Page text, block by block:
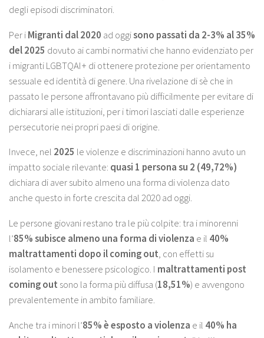
degli episodi discriminatori.
Per iMigranti dal 2020 ad oggisono passati da 2-3% al 35%
del 2025 dovuto ai cambi normativi che hanno evidenziato per
i migranti LGBTQAI+ di ottenere protezione per orientamento
sessuale ed identità di genere. Una rivelazione di sè che in
passato le persone affrontavano più difficilmente per evitare di
dichiararsi alle istituzioni, per i timori lasciati dalle esperienze
persecutorie nei propri paesi di origine.
Invece, nel 2025 le violenze e discriminazioni hanno avuto un
impatto sociale rilevante: quasi 1 persona su 2 (49,72%)
dichiara di aver subito almeno una forma di violenza dato
anche questo in forte crescita dal 2020 ad oggi.
Le persone giovani restano tra le più colpite: tra i minorenni
l’85% subisce almeno una forma di violenza e il 40%
maltrattamenti dopo il coming out, con effetti su
isolamento e benessere psicologico. I maltrattamenti post
coming out sono la forma più diffusa (18,51%) e avvengono
prevalentemente in ambito familiare.
Anche tra i minori l’85% è esposto a violenza e il 40% ha